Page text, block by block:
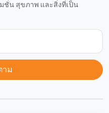
ชั่น สุขภาพ และสิ่งที่เป็น
าม